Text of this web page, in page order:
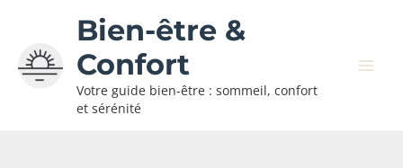
contenu
Bien-être &
Confort
Votre guide bien-être : sommeil, confort
et sérénité